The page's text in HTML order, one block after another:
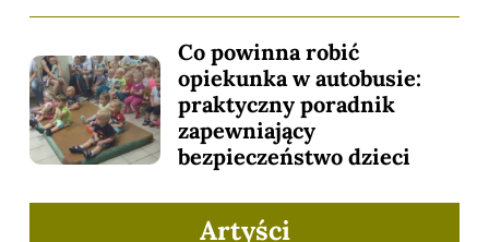
Co powinna robić
opiekunka w autobusie:
praktyczny poradnik
zapewniający
bezpieczeństwo dzieci
Artyści